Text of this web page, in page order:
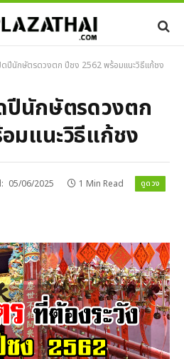
ดปีนักษัตรดวงตก ปีชง 2562 พร้อมแนะวิธีแก้ชง
ปีนักษัตรดวงตก
มแนะวิธีแก้ชง
05/06/2025 1 Min Read ดูดวง